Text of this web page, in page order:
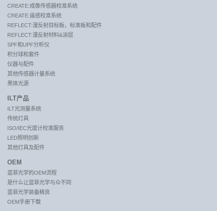
CREATE:成像传感器校准系统
CREATE:遥感校准系统
REFLECT:漫反射目标板，标准板和配件
REFLECT:漫反射材料&涂层
SPF和UPF分析仪
积分球和套件
仪器与配件
其他传感器计量系统
黑体光源
ILT产品
ILT光测量系统
传统灯具
ISO/IEC光度计校准服务
LED照明创新
其他灯具及配件
OEM
蓝菲光学的OEM流程
是什么让蓝菲光学与众不同
蓝菲光学装备精良
OEM手册下载